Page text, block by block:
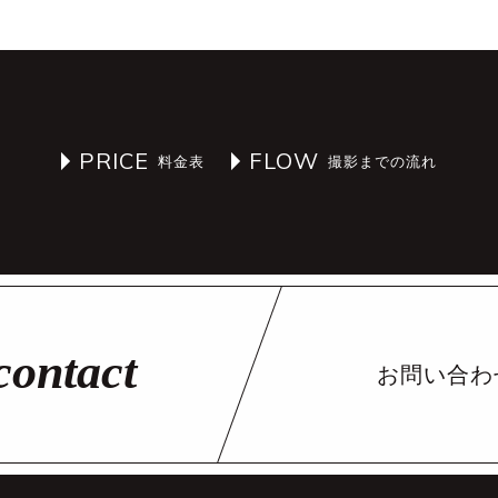
PRICE FLOW
お問い合